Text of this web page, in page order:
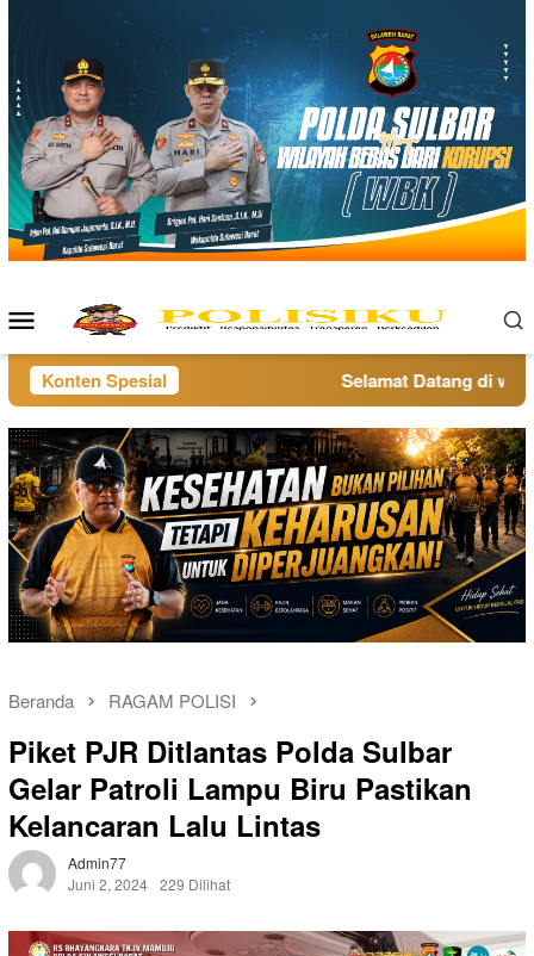
Menu
Mobile
Konten Spesial Selamat Datang di
Beranda RAGAM POLISI
Piket PJR Ditlantas Polda Sulbar
Gelar Patroli Lampu Biru Pastikan
Kelancaran Lalu Lintas
Admin77
Juni 2, 2024 229 Dilihat